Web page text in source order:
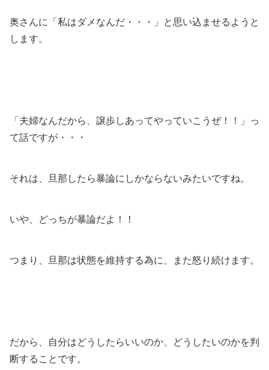
奥さんに「私はダメなんだ・・・」と思い込ませるようと
します。
「夫婦なんだから、譲歩しあってやっていこうぜ！！」っ
て話ですが・・・
それは、旦那したら暴論にしかならないみたいですね。
いや、どっちが暴論だよ！！
つまり、旦那は状態を維持する為に、また怒り続けます。
だから、自分はどうしたらいいのか、どうしたいのかを判
断することです。